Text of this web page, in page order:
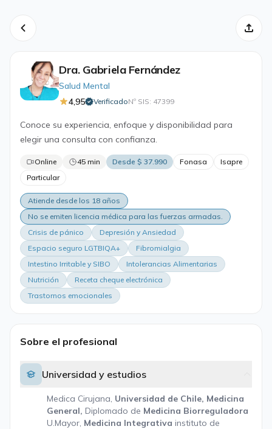
Dra. Gabriela Fernández
Salud Mental
4,95
VerificadoNº SIS: 47399·
Conoce su experiencia, enfoque y disponibilidad para
elegir una consulta con confianza.
Online 45 min Desde $ 37.990 Fonasa
Isapre
Particular
Atiende desde los 18 años
No se emiten licencia médica para las fuerzas armadas.
Crisis de pánico
Depresión y Ansiedad
Espacio seguro LGTBIQA+
Fibromialgia
Intestino Irritable y SIBO
Intolerancias Alimentarias
Nutrición
Receta cheque electrónica
Trastornos emocionales
Sobre el profesional
Universidad y estudios
Medica Cirujana, Universidad de Chile, Medicina
General, Diplomado de Medicina Biorreguladora
U.Mayor, Medicina Integrativa instituto de